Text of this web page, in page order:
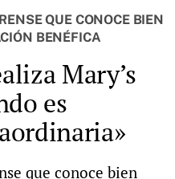
QUE CONOCE BIEN
BENÉFICA
Mary’s
es
que conoce bien